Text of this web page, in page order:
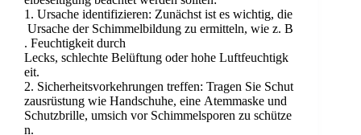
1. Ursache identifizieren: Zunächst ist es wichtig, die
Ursache der Schimmelbildung zu ermitteln, wie z. B
. Feuchtigkeit durch
Lecks, schlechte Belüftung oder hohe Luftfeuchtigk
eit.
2. Sicherheitsvorkehrungen treffen: Tragen Sie Schut
zausrüstung wie Handschuhe, eine Atemmaske und
Schutzbrille, umsich vor Schimmelsporen zu schütze
n.